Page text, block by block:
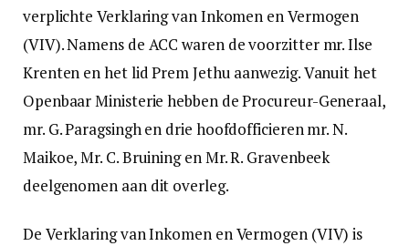
verplichte Verklaring van Inkomen en Vermogen
(VIV). Namens de ACC waren de voorzitter mr. Ilse
Krenten en het lid Prem Jethu aanwezig. Vanuit het
Openbaar Ministerie hebben de Procureur-Generaal,
mr. G. Paragsingh en drie hoofdofficieren mr. N.
Maikoe, Mr. C. Bruining en Mr. R. Gravenbeek
deelgenomen aan dit overleg.
De Verklaring van Inkomen en Vermogen (VIV) is